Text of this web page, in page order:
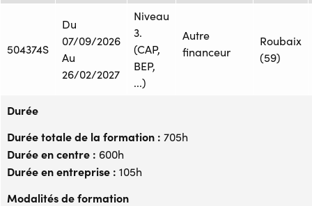
504374S
Du
07/09/2026
Au
26/02/2027
Niveau
3.
(CAP,
BEP,
...)
Autre
financeur
Roubaix
(59)
Durée
Durée totale de la formation : 705h
Durée en centre : 600h
Durée en entreprise : 105h
Modalités de formation